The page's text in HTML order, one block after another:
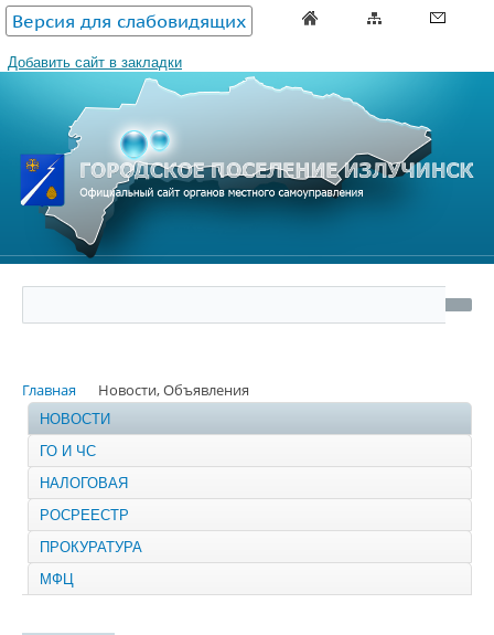
Версия для слабовидящих
Добавить сайт в закладки
Главная Новости, Объявления
НОВОСТИ
ГО И ЧС
НАЛОГОВАЯ
РОСРЕЕСТР
ПРОКУРАТУРА
МФЦ